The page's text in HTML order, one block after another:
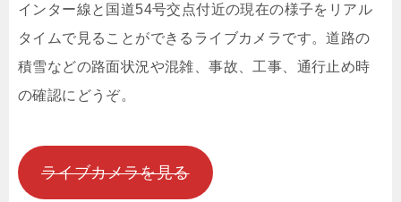
インター線と国道54号交点付近の現在の様子をリアル
タイムで見ることができるライブカメラです。道路の
積雪などの路面状況や混雑、事故、工事、通行止め時
の確認にどうぞ。
ライブカメラを見る